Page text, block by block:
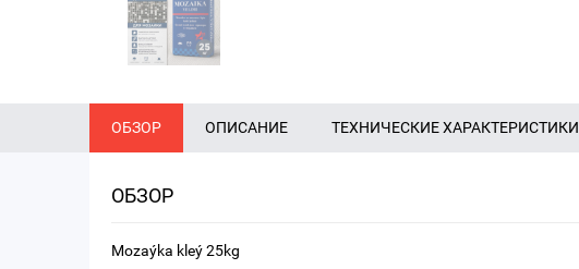
ОБЗОР ОПИСАНИЕ ТЕХНИЧЕСКИЕ ХАРАКТЕРИСТИКИ
ОБЗОР
Mozaýka kleý 25kg